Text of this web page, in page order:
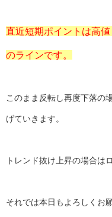
直近短期ポイントは高
のラインです。
このまま反転し再度下落の
げていきます。
トレンド抜け上昇の場合は
それでは本日もよろしくお